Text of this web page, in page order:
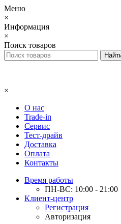
Меню
×
Информация
×
Поиск товаров
×
О нас
Trade-in
Сервис
Тест-драйв
Доставка
Оплата
Контакты
Время работы
ПН-ВС: 10:00 - 21:00
Клиент-центр
Регистрация
Авторизация